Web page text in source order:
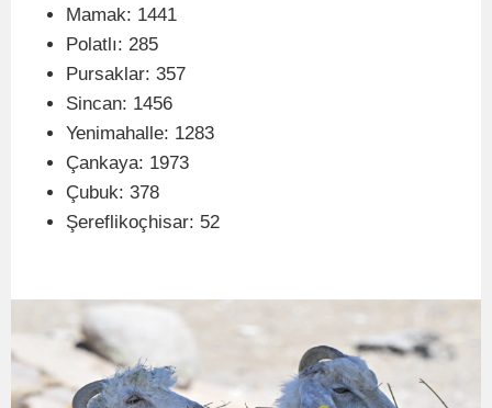
Mamak: 1441
Polatlı: 285
Pursaklar: 357
Sincan: 1456
Yenimahalle: 1283
Çankaya: 1973
Çubuk: 378
Şereflikoçhisar: 52